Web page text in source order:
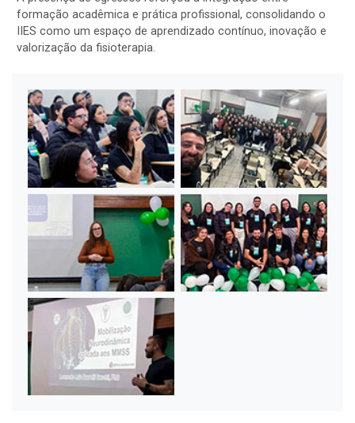
formação acadêmica e prática profissional, consolidando o
IIES como um espaço de aprendizado contínuo, inovação e
valorização da fisioterapia.